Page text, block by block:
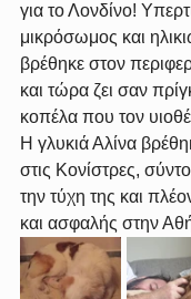
για το Λονδίνο!
μικρόσωμος και
βρέθηκε στον
και τώρα ζει σαν
κοπέλα που τον
Η γλυκιά Αλίνα
στις Κονίστρες,
την τύχη της και
και ασφαλής στην